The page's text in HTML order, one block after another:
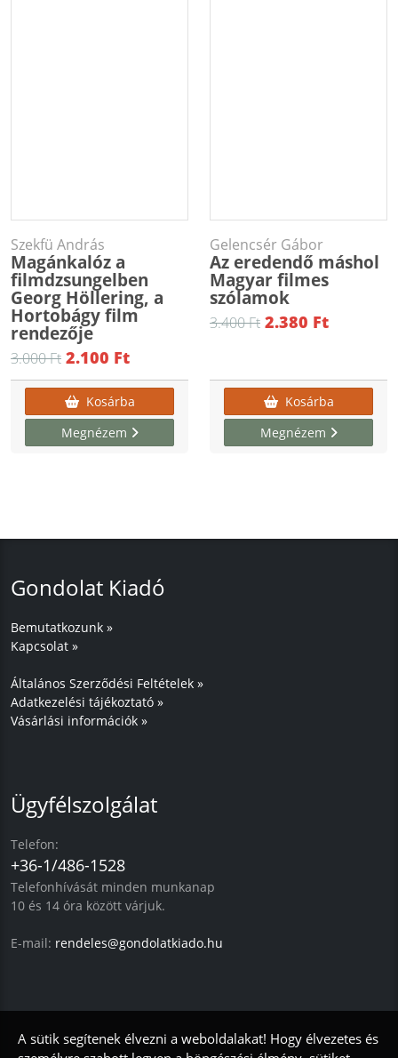
Szekfü András
Magánkalóz a
filmdzsungelben
Georg Höllering, a
Hortobágy film
rendezője
3.000 Ft 2.100 Ft
Kosárba
Megnézem
Gelencsér Gábor
Az eredendő máshol
Magyar filmes
szólamok
3.400 Ft 2.380 Ft
Kosárba
Megnézem
Gondolat Kiadó
Bemutatkozunk »
Kapcsolat »
Általános Szerződési Feltételek »
Adatkezelési tájékoztató »
Vásárlási információk »
Ügyfélszolgálat
Telefon:
+36-1/486-1528
Telefonhívását minden munkanap
10 és 14 óra között várjuk.
E-mail: rendeles@gondolatkiado.hu
A sütik segítenek élvezni a weboldalakat! Hogy élvezetes és